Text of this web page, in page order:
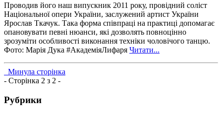
Проводив його наш випускник 2011 року, провідний соліст
Національної опери України, заслужений артист України
Ярослав Ткачук. Така форма співпраці на практиці допомагає
опановувати певні нюанси, які дозволять повноцінно
зрозуміти особливості виконання техніки чоловічого танцю.
Фото: Марія Дука #АкадеміяЛифаря Читати...
Минула сторінка
- Сторінка 2 з 2 -
Рубрики